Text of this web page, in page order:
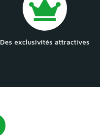
Des exclusivités attractives